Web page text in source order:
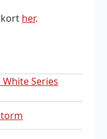
her.
White Series